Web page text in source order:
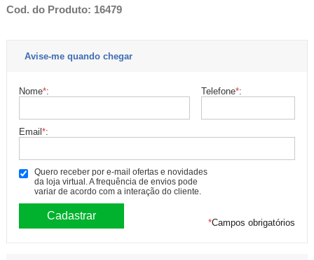
Cod. do Produto: 16479
Avise-me quando chegar
Nome*: Telefone*:
Email*:
Quero receber por e-mail ofertas e novidades
da loja virtual. A frequência de envios pode
variar de acordo com a interação do cliente.
*Campos obrigatórios